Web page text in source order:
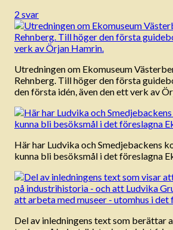
2 svar
Utredningen om Ekomuseum
Rehnberg. Till höger den första
den första idén, även den ett verk av
Här har Ludvika och Smedjebackens
kunna bli besöksmål i det föreslagna
Del av inledningens text som berättar